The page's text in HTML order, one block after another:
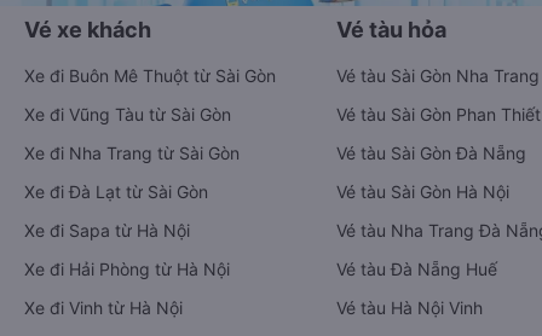
Vé xe khách
Xe đi Buôn Mê Thuột từ Sài Gòn
Xe đi Vũng Tàu từ Sài Gòn
Xe đi Nha Trang từ Sài Gòn
Xe đi Đà Lạt từ Sài Gòn
Xe đi Sapa từ Hà Nội
Xe đi Hải Phòng từ Hà Nội
Xe đi Vinh từ Hà Nội
Vé tàu hỏa
Vé tàu Sài Gòn Nha Trang
Vé tàu Sài Gòn Phan Thiết
Vé tàu Sài Gòn Đà Nẵng
Vé tàu Sài Gòn Hà Nội
Vé tàu Nha Trang Đà
Vé tàu Đà Nẵng Huế
Vé tàu Hà Nội Vinh